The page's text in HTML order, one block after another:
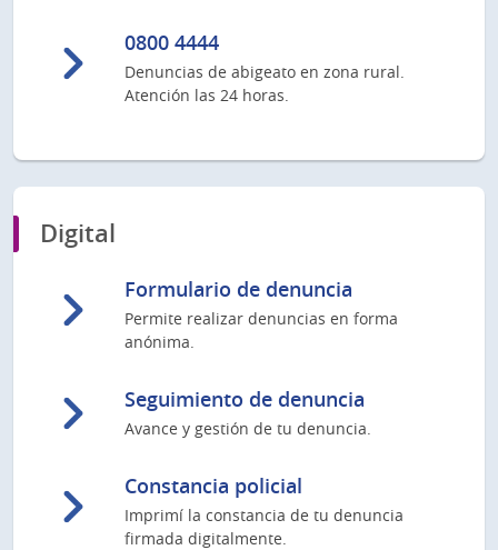
0800 4444
Denuncias de abigeato en zona rural.
Atención las 24 horas.
Digital
Formulario de denuncia
Permite realizar denuncias en forma
anónima.
Seguimiento de denuncia
Avance y gestión de tu denuncia.
Constancia policial
Imprimí la constancia de tu denuncia
firmada digitalmente.